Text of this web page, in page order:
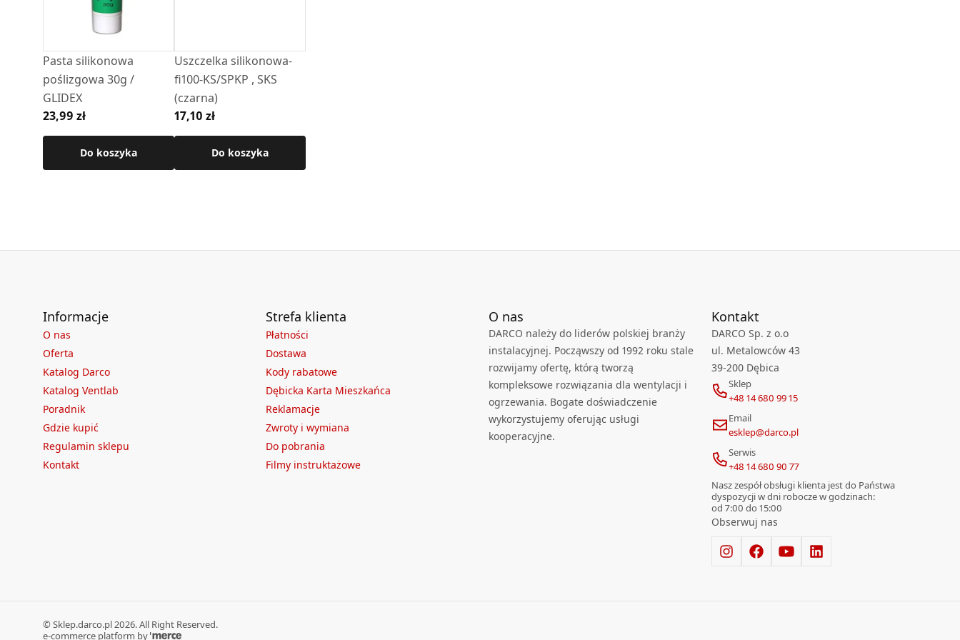
Pasta silikonowa
poślizgowa 30g /
GLIDEX
23,99 zł
Do koszyka
Uszczelka silikonowa-
fi100-KS/SPKP , SKS
(czarna)
17,10 zł
Do koszyka
Informacje
O nas
Oferta
Katalog Darco
Katalog Ventlab
Poradnik
Gdzie kupić
Regulamin sklepu
Kontakt
Strefa klienta
Płatności
Dostawa
Kody rabatowe
Dębicka Karta Mieszkańca
Reklamacje
Zwroty i wymiana
Do pobrania
Filmy instruktażowe
O nas
DARCO należy do liderów polskiej branży
instalacyjnej. Począwszy od 1992 roku stale
rozwijamy ofertę, którą tworzą
kompleksowe rozwiązania dla wentylacji i
ogrzewania. Bogate doświadczenie
wykorzystujemy oferując usługi
kooperacyjne.
Kontakt
DARCO Sp. z o.o
ul. Metalowców 43
39-200 Dębica
Sklep
+48 14 680 99 15
Email
esklep@darco.pl
Serwis
+48 14 680 90 77
Nasz zespół obsługi klienta jest do Państwa
dyspozycji w dni robocze w godzinach:
od 7:00 do 15:00
Obserwuj nas
© Sklep.darco.pl 2026. All Right Reserved.
e-commerce platform by